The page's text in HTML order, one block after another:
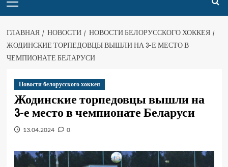
ГЛАВНАЯ НОВОСТИ
НОВОСТИ БЕЛОРУССКОГО ХОККЕЯ
ЖОДИНСКИЕ ТОРПЕДОВЦЫ ВЫШЛИ НА 3-Е МЕСТО В
ЧЕМПИОНАТЕ БЕЛАРУСИ
Новости белорусского хоккея
Жодинские торпедовцы вышли на
3-е место в чемпионате Беларуси
13.04.2024 0